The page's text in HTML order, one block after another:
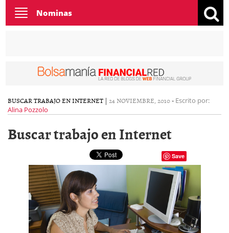
Toggle
navigation
Nominas
BUSCAR TRABAJO EN INTERNET | 24 NOVIEMBRE, 2010- Escrito por:
Alina Pozzolo
Buscar trabajo en Internet
Save